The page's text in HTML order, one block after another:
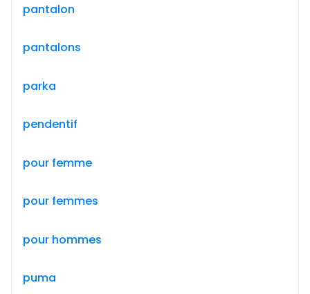
pantalon
pantalons
parka
pendentif
pour femme
pour femmes
pour hommes
puma